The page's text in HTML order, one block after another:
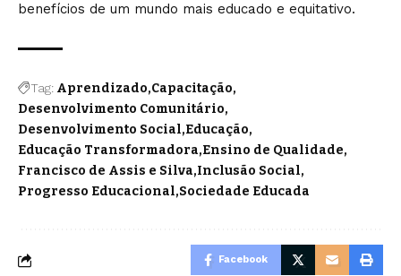
benefícios de um mundo mais educado e equitativo.
Tag: Aprendizado Capacitação
Desenvolvimento Comunitário
Desenvolvimento Social Educação
Educação Transformadora Ensino de Qualidade
Francisco de Assis e Silva Inclusão Social
Progresso Educacional Sociedade Educada
Facebook